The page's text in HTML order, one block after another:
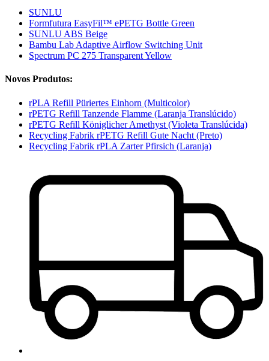
SUNLU
Formfutura EasyFil™ ePETG Bottle Green
SUNLU ABS Beige
Bambu Lab Adaptive Airflow Switching Unit
Spectrum PC 275 Transparent Yellow
Novos Produtos:
rPLA Refill Püriertes Einhorn (Multicolor)
rPETG Refill Tanzende Flamme (Laranja Translúcido)
rPETG Refill Königlicher Amethyst (Violeta Translúcida)
Recycling Fabrik rPETG Refill Gute Nacht (Preto)
Recycling Fabrik rPLA Zarter Pfirsich (Laranja)